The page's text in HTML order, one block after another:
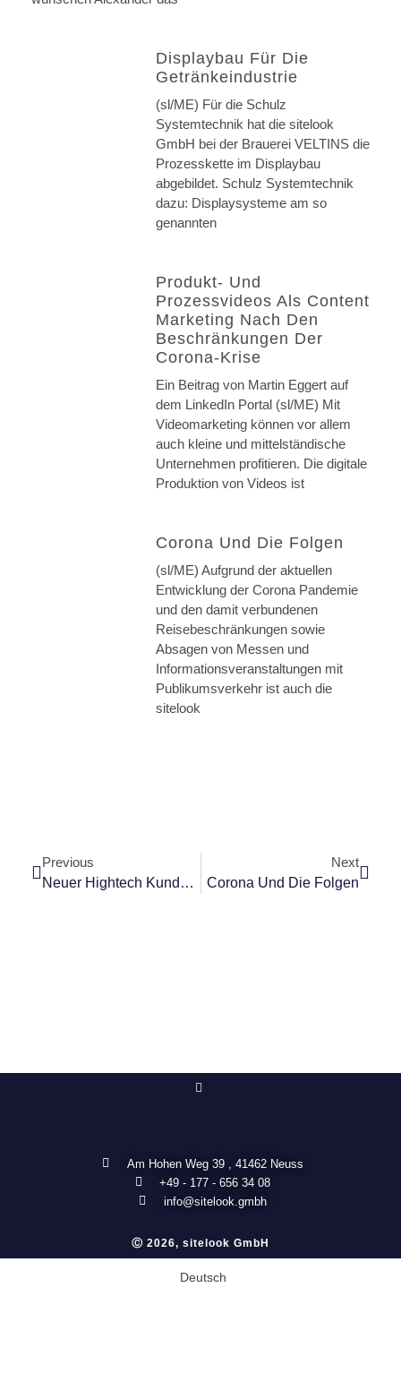
Displaybau Für Die
Getränkeindustrie
(sl/ME) Für die Schulz
Systemtechnik hat die sitelook
GmbH bei der Brauerei VELTINS die
Prozesskette im Displaybau
abgebildet. Schulz Systemtechnik
dazu: Displaysysteme am so
genannten
Produkt- Und
Prozessvideos Als Content
Marketing Nach Den
Beschränkungen Der
Corona-Krise
Ein Beitrag von Martin Eggert auf
dem LinkedIn Portal (sl/ME) Mit
Videomarketing können vor allem
auch kleine und mittelständische
Unternehmen profitieren. Die digitale
Produktion von Videos ist
Corona Und Die Folgen
(sl/ME) Aufgrund der aktuellen
Entwicklung der Corona Pandemie
und den damit verbundenen
Reisebeschränkungen sowie
Absagen von Messen und
Informationsveranstaltungen mit
Publikumsverkehr ist auch die
sitelook
Previous
Neuer Hightech Kunde In Der Schweiz – MIKRON
Next
Corona Und Die Folgen
Am Hohen Weg 39 , 41462 Neuss
+49 - 177 - 656 34 08
info@sitelook.gmbh
Ⓒ 2026, sitelook GmbH
Deutsch